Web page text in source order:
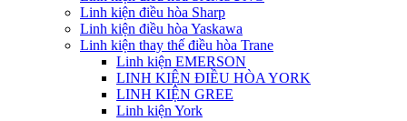
Linh kiện điều hòa Sharp
Linh kiện điều hòa Yaskawa
Linh kiện thay thế điều hòa Trane
Linh kiện EMERSON
LINH KIỆN ĐIỀU HÒA YORK
LINH KIỆN GREE
Linh kiện York